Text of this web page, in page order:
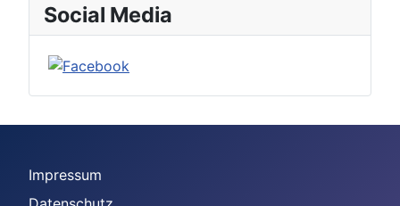
Social Media
Impressum